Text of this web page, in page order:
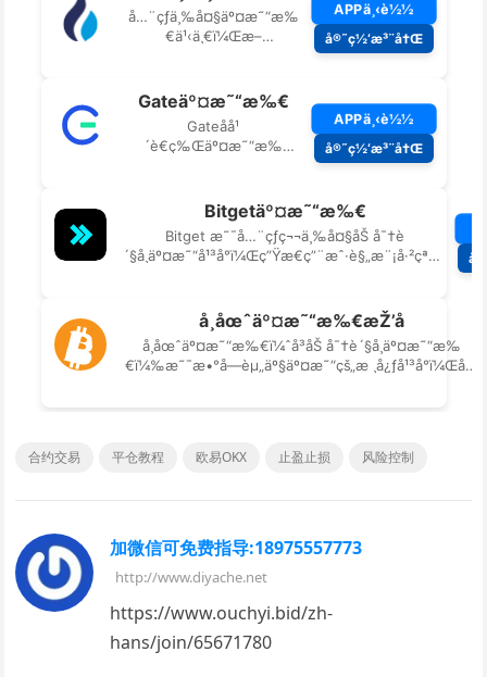
合约交易 平仓教程 欧易OKX 止盈止损 风险控制
加微信可免费指导:18975557773
http://www.diyache.net
https://www.ouchyi.bid/zh-
hans/join/65671780